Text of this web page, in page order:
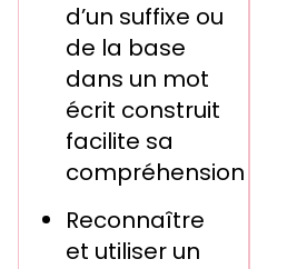
d’un suffixe ou
de la base
dans un mot
écrit construit
facilite sa
compréhension
Reconnaître
et utiliser un